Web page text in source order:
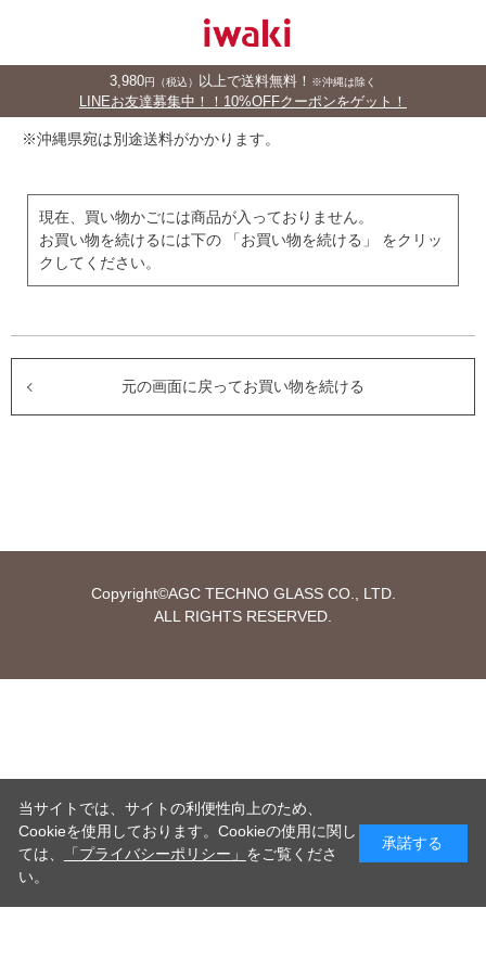
3,980円（税込） 以上で送料無料！ ※沖縄は除く
LINEお友達募集中！！10%OFFクーポンをゲット！
※沖縄県宛は別途送料がかかります。
現在、買い物かごには商品が入っておりません。
お買い物を続けるには下の 「お買い物を続ける」 をクリッ
クしてください。
元の画面に戻ってお買い物を続ける
Copyright©AGC TECHNO GLASS CO., LTD.
ALL RIGHTS RESERVED.
当サイトでは、サイトの利便性向上のため、
Cookieを使用しております。Cookieの使用に関し
ては、
「プライバシーポリシー」 をご覧くださ
い。
承諾する